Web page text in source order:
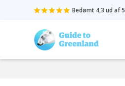
Bedømt 4,3 ud af 5